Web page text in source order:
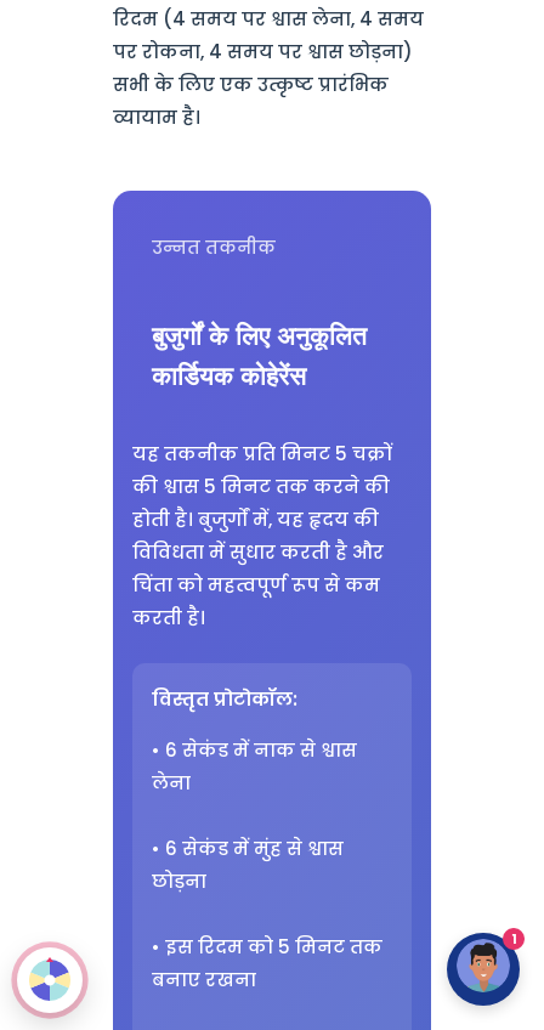
रिदम (4 समय पर श्वास लेना, 4 समय
पर रोकना, 4 समय पर श्वास छोड़ना)
सभी के लिए एक उत्कृष्ट प्रारंभिक
व्यायाम है।
उन्नत तकनीक
बुजुर्गों के लिए अनुकूलित
कार्डियक कोहेरेंस
यह तकनीक प्रति मिनट 5 चक्रों
की श्वास 5 मिनट तक करने की
होती है। बुजुर्गों में, यह हृदय की
विविधता में सुधार करती है और
चिंता को महत्वपूर्ण रूप से कम
करती है।
विस्तृत प्रोटोकॉल:
• 6 सेकंड में नाक से श्वास
लेना
• 6 सेकंड में मुंह से श्वास
छोड़ना
• इस रिदम को 5 मिनट तक
बनाए रखना
1